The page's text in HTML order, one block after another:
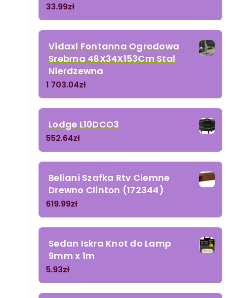
33.99zł
Vidaxl Fontanna Ogrodowa
Srebrna 48X34X153Cm Stal
Nierdzewna
1 703.04zł
Lodge L10DCO3
552.64zł
Beliani Szafka Rtv Ciemne
Drewno Clinton (172344)
619.99zł
Sedan Iskra Knot do Lamp
9mm x 1m
5.93zł